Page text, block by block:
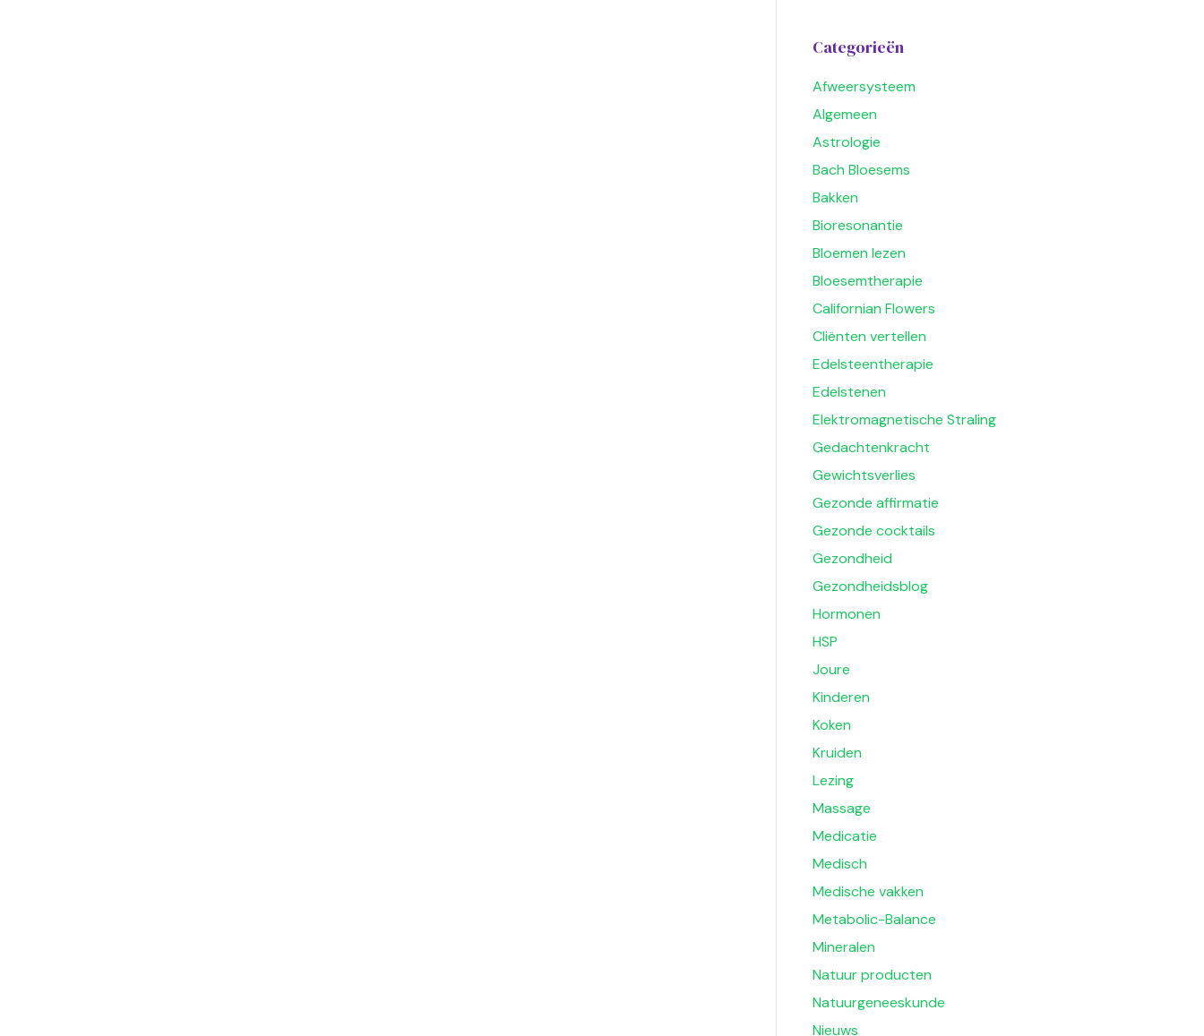
Categorieën
Afweersysteem
Algemeen
Astrologie
Bach Bloesems
Bakken
Bioresonantie
Bloemen lezen
Bloesemtherapie
Californian Flowers
Cliënten vertellen
Edelsteentherapie
Edelstenen
Elektromagnetische Straling
Gedachtenkracht
Gewichtsverlies
Gezonde affirmatie
Gezonde cocktails
Gezondheid
Gezondheidsblog
Hormonen
HSP
Joure
Kinderen
Koken
Kruiden
Lezing
Massage
Medicatie
Medisch
Medische vakken
Metabolic-Balance
Mineralen
Natuur producten
Natuurgeneeskunde
Nieuws